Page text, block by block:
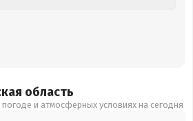
область
и атмосферных условиях на сегодня